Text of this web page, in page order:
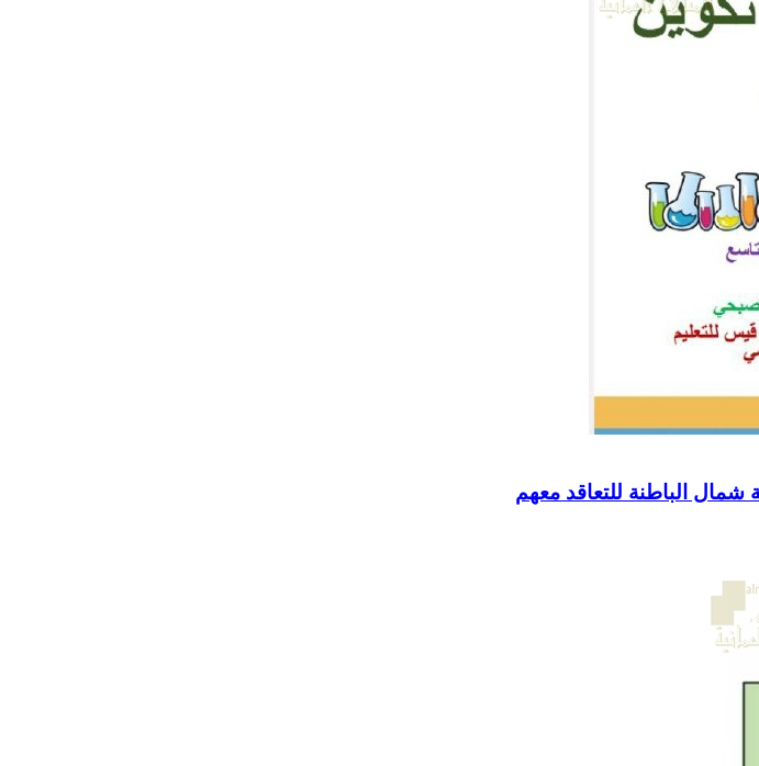
شمال الباطنة للتعاقد معهم